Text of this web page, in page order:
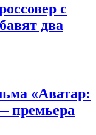
с
два
«Аватар:
премьера